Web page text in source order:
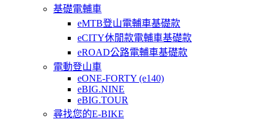
基礎電輔車
eMTB登山電輔車基礎款
eCITY休閒款電輔車基礎款
eROAD公路電輔車基礎款
電動登山車
eONE-FORTY (e140)
eBIG.NINE
eBIG.TOUR
尋找您的E-BIKE